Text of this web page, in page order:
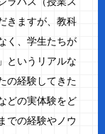
きますが、教科
く、学生たちが
というリアルな
の経験してきた
どの実体験をど
での経験やノウ